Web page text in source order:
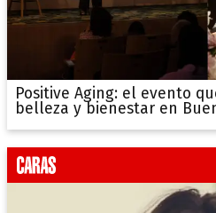
Positive Aging: el evento
belleza y bienestar en